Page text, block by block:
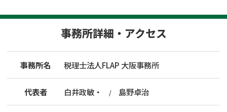
事務所詳細・アクセス
事務所名 税理士法人FLAP 大阪事務所
代表者 白井政敏・ 島野卓治